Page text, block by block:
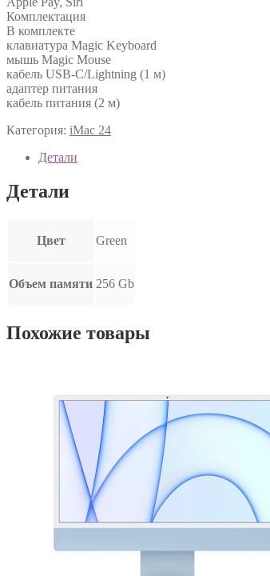
Комплектация
В комплекте
клавиатура Magic Keyboard
мышь Magic Mouse
кабель USB-C/Lightning (1 м)
адаптер питания
кабель питания (2 м)
Категория: iMac 24
Детали
Детали
Цвет Green
Объем памяти 256 Gb
Похожие товары